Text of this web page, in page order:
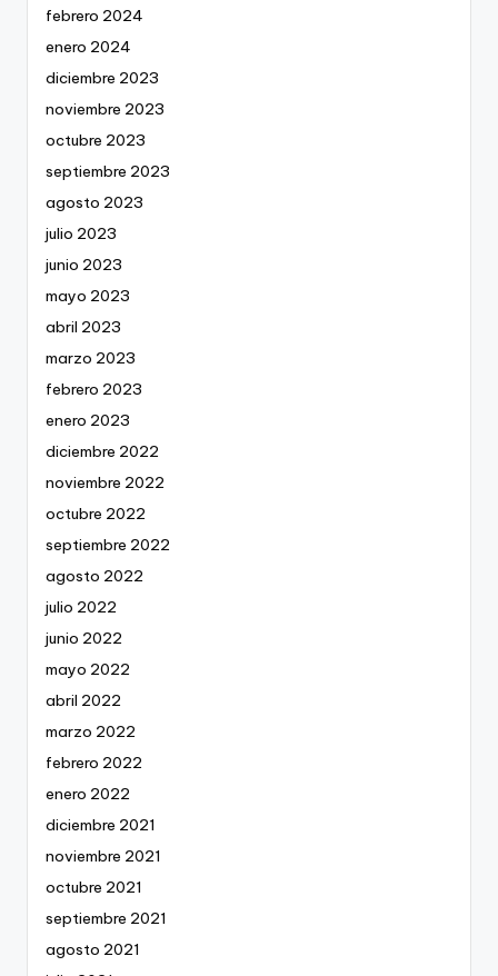
febrero 2024
enero 2024
diciembre 2023
noviembre 2023
octubre 2023
septiembre 2023
agosto 2023
julio 2023
junio 2023
mayo 2023
abril 2023
marzo 2023
febrero 2023
enero 2023
diciembre 2022
noviembre 2022
octubre 2022
septiembre 2022
agosto 2022
julio 2022
junio 2022
mayo 2022
abril 2022
marzo 2022
febrero 2022
enero 2022
diciembre 2021
noviembre 2021
octubre 2021
septiembre 2021
agosto 2021